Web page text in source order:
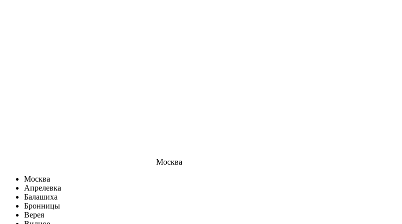
Москва
Москва
Апрелевка
Балашиха
Бронницы
Верея